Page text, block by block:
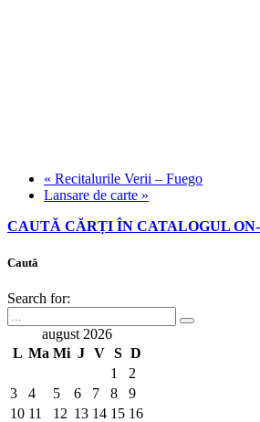
« Recitalurile Verii – Fuego
Lansare de carte »
CAUTĂ CĂRȚI ÎN CATALOGUL
Caută
Search for:
august 2026
L Ma Mi J V S D
1
2
3
4 5 6 7 8
9
10 11 12 13 14 15 16